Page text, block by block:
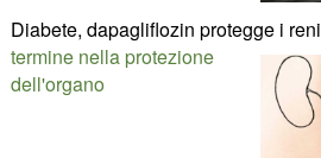
Diabete, dapagliflozin protegge i reni
termine nella protezione
dell'organo